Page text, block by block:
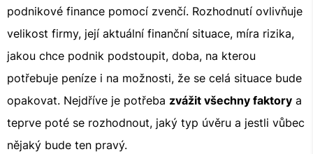
podnikové finance pomocí zvenčí. Rozhodnutí ovlivňuje
velikost firmy, její aktuální finanční situace, míra rizika,
jakou chce podnik podstoupit, doba, na kterou
potřebuje peníze i na možnosti, že se celá situace bude
opakovat. Nejdříve je potřeba zvážit všechny faktory a
teprve poté se rozhodnout, jaký typ úvěru a jestli vůbec
nějaký bude ten pravý.